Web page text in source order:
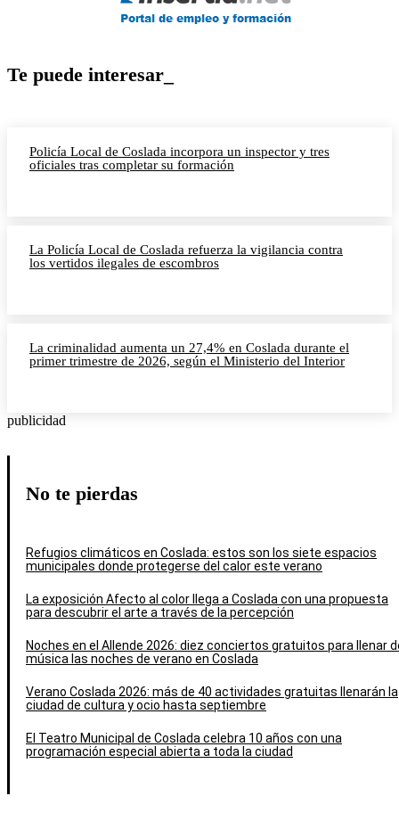
Te puede interesar_
Policía Local de Coslada incorpora un inspector y tres
oficiales tras completar su formación
La Policía Local de Coslada refuerza la vigilancia contra
los vertidos ilegales de escombros
La criminalidad aumenta un 27,4% en Coslada durante el
primer trimestre de 2026, según el Ministerio del Interior
publicidad
No te pierdas
Refugios climáticos en Coslada: estos son los siete espacios
municipales donde protegerse del calor este verano
La exposición Afecto al color llega a Coslada con una propuesta
para descubrir el arte a través de la percepción
Noches en el Allende 2026: diez conciertos gratuitos para llenar
música las noches de verano en Coslada
Verano Coslada 2026: más de 40 actividades gratuitas llenarán la
ciudad de cultura y ocio hasta septiembre
El Teatro Municipal de Coslada celebra 10 años con una
programación especial abierta a toda la ciudad